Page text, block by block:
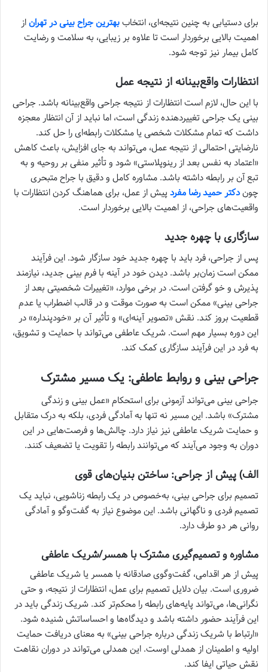
برای دستیابی به چنین نتیجه‌ای، انتخاببهترین جراح بینی در تهراناز
اهمیت بالایی برخوردار است تا علاوه بر زیبایی، به سلامت و رضایت
کامل بیمار نیز توجه شود.
انتظارات واقع‌بینانه از نتیجه عمل
با این حال، لازم است انتظارات از نتیجه جراحی واقع‌بینانه باشد. جراحی
بینی یک جراحی تغییردهنده زندگی است، اما نباید از آن انتظار معجزه
داشت که تمام مشکلات شخصی یا مشکلات رابطه‌ای را حل کند.
نارضایتی احتمالی از نتیجه عمل، می‌تواند به جای افزایش، باعث کاهش
«اعتماد به نفس بعد از رینوپلاستی» شود و تأثیر منفی بر روحیه و به
تبع آن بر رابطه داشته باشد. مشاوره کامل و دقیق با جراح متبحری
چوندکتر حمید رضا مفرد پیش از عمل، برای هماهنگ کردن انتظارات با
واقعیت‌های جراحی، از اهمیت بالایی برخوردار است.
سازگاری با چهره جدید
پس از جراحی، فرد باید با چهره جدید خود سازگار شود. این فرآیند
ممکن است زمان‌بر باشد. دیدن خود در آینه با فرم بینی جدید، نیازمند
پذیرش و خو گرفتن است. در برخی موارد، «تغییرات شخصیتی بعد از
جراحی بینی» ممکن است به صورت موقت و در قالب اضطراب یا عدم
قطعیت بروز کند. نقش «تصویر آینه‌ای» و تأثیر آن بر «خودپنداره» در
این دوره بسیار مهم است. شریک عاطفی می‌تواند با حمایت و تشویق،
به فرد در این فرآیند سازگاری کمک کند.
جراحی بینی و روابط عاطفی: یک مسیر مشترک
جراحی بینی می‌تواند آزمونی برای استحکام «عمل بینی و زندگی
مشترک» باشد. این مسیر نه تنها به آمادگی فردی، بلکه به درک متقابل
و حمایت شریک عاطفی نیز نیاز دارد. چالش‌ها و فرصت‌هایی در این
دوران به وجود می‌آیند که می‌توانند رابطه را تقویت یا تضعیف کنند.
الف) پیش از جراحی: ساختن بنیان‌های قوی
تصمیم برای جراحی بینی، به‌خصوص در یک رابطه زناشویی، نباید یک
تصمیم فردی و ناگهانی باشد. این موضوع نیاز به گفت‌وگو و آمادگی
روانی هر دو طرف دارد.
مشاوره و تصمیم‌گیری مشترک با همسر/شریک عاطفی
پیش از هر اقدامی، گفت‌وگوی صادقانه با همسر یا شریک عاطفی
ضروری است. بیان دلایل تصمیم برای عمل، انتظارات از نتیجه، و حتی
نگرانی‌ها، می‌تواند پایه‌های رابطه را محکم‌تر کند. شریک زندگی باید در
این فرآیند حضور داشته باشد و دیدگاه‌ها و احساساتش شنیده شود.
«ارتباط با شریک زندگی درباره جراحی بینی» به معنای دریافت حمایت
اولیه و اطمینان از همدلی اوست. این همدلی می‌تواند در دوران نقاهت
نقش حیاتی ایفا کند.